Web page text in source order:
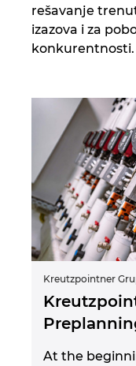
rešavanje
izazova i za
konkurentnosti.
Kreutzpointner
At the